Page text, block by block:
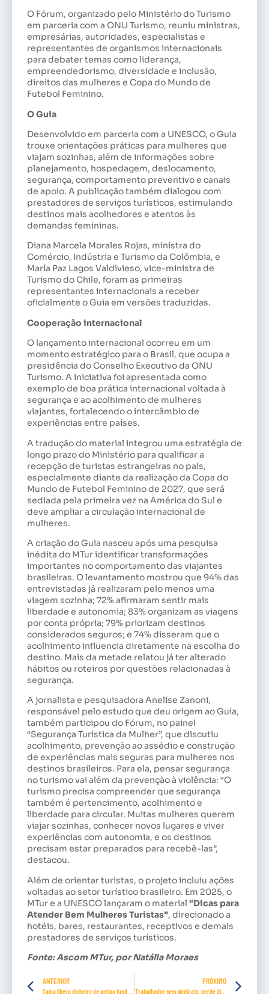
O Fórum, organizado pelo Ministério do Turismo
em parceria com a ONU Turismo, reuniu ministras,
empresárias, autoridades, especialistas e
representantes de organismos internacionais
para debater temas como liderança,
empreendedorismo, diversidade e inclusão,
direitos das mulheres e Copa do Mundo de
Futebol Feminino.
O Guia
Desenvolvido em parceria com a UNESCO, o Guia
trouxe orientações práticas para mulheres que
viajam sozinhas, além de informações sobre
planejamento, hospedagem, deslocamento,
segurança, comportamento preventivo e canais
de apoio. A publicação também dialogou com
prestadores de serviços turísticos, estimulando
destinos mais acolhedores e atentos às
demandas femininas.
Diana Marcela Morales Rojas, ministra do
Comércio, Indústria e Turismo da Colômbia, e
María Paz Lagos Valdivieso, vice-ministra de
Turismo do Chile, foram as primeiras
representantes internacionais a receber
oficialmente o Guia em versões traduzidas.
Cooperação internacional
O lançamento internacional ocorreu em um
momento estratégico para o Brasil, que ocupa a
presidência do Conselho Executivo da ONU
Turismo. A iniciativa foi apresentada como
exemplo de boa prática internacional voltada à
segurança e ao acolhimento de mulheres
viajantes, fortalecendo o intercâmbio de
experiências entre países.
A tradução do material integrou uma estratégia de
longo prazo do Ministério para qualificar a
recepção de turistas estrangeiras no país,
especialmente diante da realização da Copa do
Mundo de Futebol Feminino de 2027, que será
sediada pela primeira vez na América do Sul e
deve ampliar a circulação internacional de
mulheres.
A criação do Guia nasceu após uma pesquisa
inédita do MTur identificar transformações
importantes no comportamento das viajantes
brasileiras. O levantamento mostrou que 94% das
entrevistadas já realizaram pelo menos uma
viagem sozinha; 72% afirmaram sentir mais
liberdade e autonomia; 83% organizam as viagens
por conta própria; 79% priorizam destinos
considerados seguros; e 74% disseram que o
acolhimento influencia diretamente na escolha do
destino. Mais da metade relatou já ter alterado
hábitos ou roteiros por questões relacionadas à
segurança.
A jornalista e pesquisadora Anelise Zanoni,
responsável pelo estudo que deu origem ao Guia,
também participou do Fórum, no painel
“Segurança Turística da Mulher”, que discutiu
acolhimento, prevenção ao assédio e construção
de experiências mais seguras para mulheres nos
destinos brasileiros. Para ela, pensar segurança
no turismo vai além da prevenção à violência: “O
turismo precisa compreender que segurança
também é pertencimento, acolhimento e
liberdade para circular. Muitas mulheres querem
viajar sozinhas, conhecer novos lugares e viver
experiências com autonomia, e os destinos
precisam estar preparados para recebê-las”,
destacou.
Além de orientar turistas, o projeto incluiu ações
voltadas ao setor turístico brasileiro. Em 2025, o
MTur e a UNESCO lançaram o material “Dicas para
Atender Bem Mulheres Turistas”, direcionado a
hotéis, bares, restaurantes, receptivos e demais
prestadores de serviços turísticos.
Fonte: Ascom MTur, por Natália Moraes
ANTERIOR PRÓXIMO
Trabalhador sem sindicato, perde direitos e liberdade